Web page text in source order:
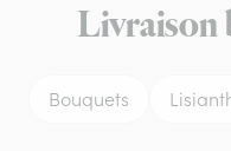
Livraison
Bouquets